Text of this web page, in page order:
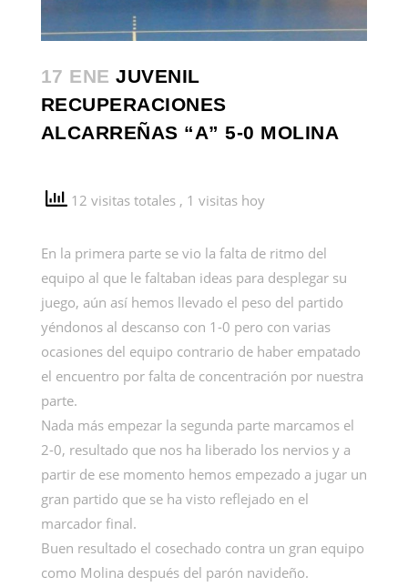
17 ENE JUVENIL
RECUPERACIONES
ALCARREÑAS “A” 5-0 MOLINA
12 visitas totales , 1 visitas hoy
En la primera parte se vio la falta de ritmo del
equipo al que le faltaban ideas para desplegar su
juego, aún así hemos llevado el peso del partido
yéndonos al descanso con 1-0 pero con varias
ocasiones del equipo contrario de haber empatado
el encuentro por falta de concentración por nuestra
parte.
Nada más empezar la segunda parte marcamos el
2-0, resultado que nos ha liberado los nervios y a
partir de ese momento hemos empezado a jugar un
gran partido que se ha visto reflejado en el
marcador final.
Buen resultado el cosechado contra un gran equipo
como Molina después del parón navideño.